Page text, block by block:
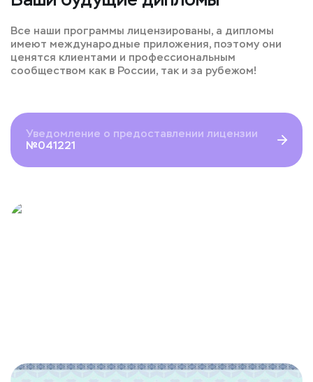
Все наши программы лицензированы, а дипломы
имеют международные приложения, поэтому они
ценятся клиентами и профессиональным
сообществом как в России, так и за рубежом!
Уведомление о предоставлении лицензии
№041221